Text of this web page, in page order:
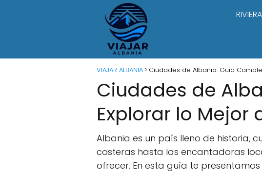
VIAJAR ALBANIA Ciudades de Albania: Guía
Ciudades de
Explorar lo Mejor
Albania es un país lleno de historia,
costeras hasta las encantadoras
ofrecer. En esta guía te